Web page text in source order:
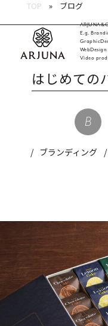
福岡 ブラ
E.g.
WebDesign
Video
TOP ブログ
はじめての
/ ブランディング /